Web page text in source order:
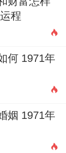
）
在这一
开光、出
家、拆
、交易！
（戊
程
何 1971年
姻 1971年